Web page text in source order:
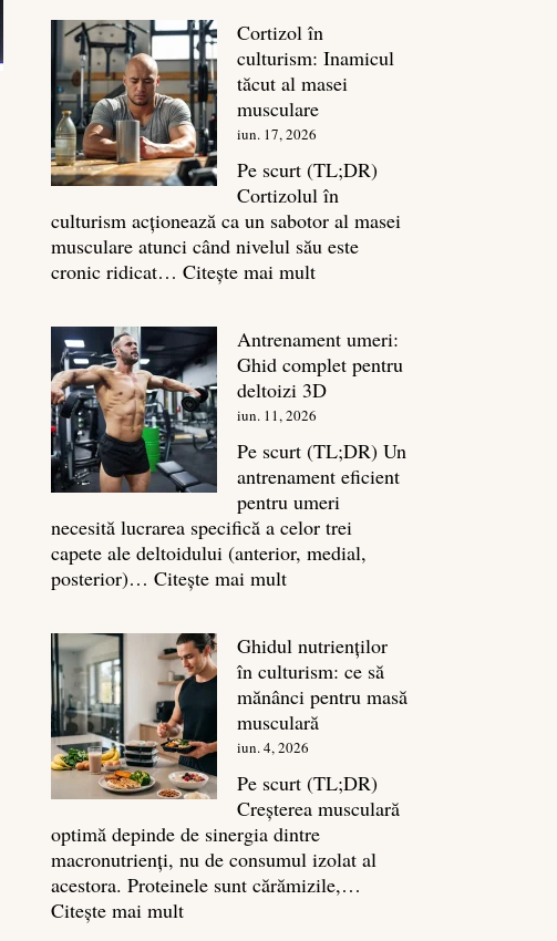
spate:
Top
7
mișcări
pentru
un
spate
masiv
Cortizol în
culturism: Inamicul
tăcut al masei
musculare
iun. 17, 2026
Pe scurt (TL;DR)
Cortizolul în
culturism acționează ca un sabotor al masei
musculare atunci când nivelul său este
cronic ridicat…Citește mai mult:
culturism:
Inamicul
tăcut
al
masei
musculare
Antrenament umeri:
Ghid complet pentru
deltoizi 3D
iun. 11, 2026
Pe scurt (TL;DR) Un
antrenament eficient
pentru umeri
necesită lucrarea specifică a celor trei
capete ale deltoidului (anterior, medial,
posterior)…Citește mai mult:
Ghid
complet
pentru
deltoizi
3D
Ghidul nutrienților
în culturism: ce să
mănânci pentru masă
musculară
iun. 4, 2026
Pe scurt (TL;DR)
Creșterea musculară
optimă depinde de sinergia dintre
macronutrienți, nu de consumul izolat al
acestora. Proteinele sunt cărămizile,…
Citește mai mult: